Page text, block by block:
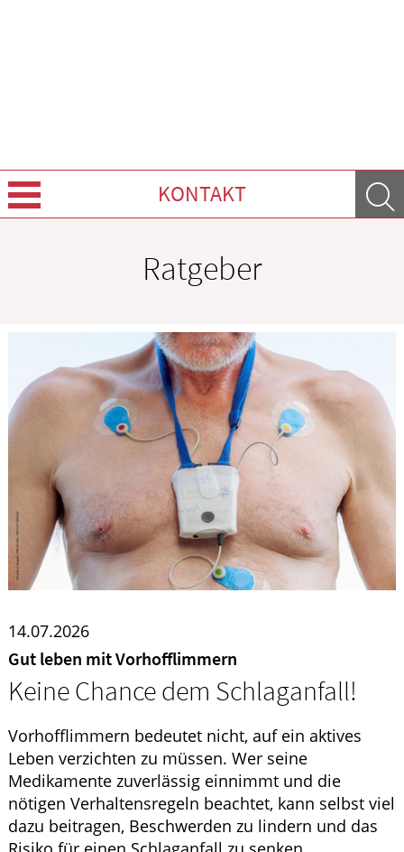
KONTAKT
Krankheiten & Therapie
ELTERN UND KIND
GESUND IM ALTER
Ratgeber
14.07.2026
Gut leben mit Vorhofflimmern
Keine Chance dem Schlaganfall!
Vorhofflimmern bedeutet nicht, auf ein aktives
Leben verzichten zu müssen. Wer seine
Medikamente zuverlässig einnimmt und die
nötigen Verhaltensregeln beachtet, kann selbst viel
dazu beitragen, Beschwerden zu lindern und das